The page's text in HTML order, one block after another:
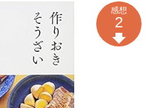
感想
2